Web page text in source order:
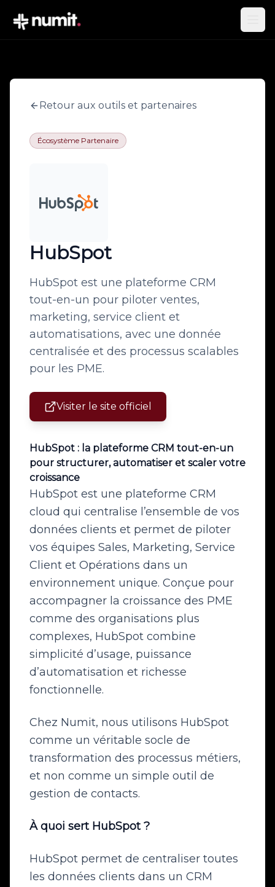
Retour aux outils et partenaires
Écosystème Partenaire
HubSpot
HubSpot est une plateforme CRM
tout-en-un pour piloter ventes,
marketing, service client et
automatisations, avec une donnée
centralisée et des processus scalables
pour les PME.
Visiter le site officiel
HubSpot : la plateforme CRM tout-en-un
pour structurer, automatiser et scaler votre
croissance
HubSpot est une plateforme CRM
cloud qui centralise l’ensemble de vos
données clients et permet de piloter
vos équipes Sales, Marketing, Service
Client et Opérations dans un
environnement unique. Conçue pour
accompagner la croissance des PME
comme des organisations plus
complexes, HubSpot combine
simplicité d’usage, puissance
d’automatisation et richesse
fonctionnelle.
Chez Numit, nous utilisons HubSpot
comme un véritable socle de
transformation des processus métiers,
et non comme un simple outil de
gestion de contacts.
À quoi sert HubSpot ?
HubSpot permet de centraliser toutes
les données clients dans un CRM